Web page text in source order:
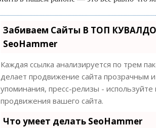
Забиваем Сайты В ТОП
SeoHammer
Каждая ссылка анализируется по трем
делает продвижение сайта прозрачным
упоминания, пресс-релизы -
продвижения вашего сайта.
Что умеет делать SeoHammer